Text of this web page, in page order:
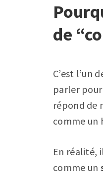
de
C’est l’un
parler
répond de
comme un
En réalité,
comme un